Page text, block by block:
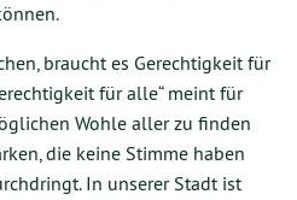
braucht es Gerechtigkeit für
für alle“ meint für
Wohle aller zu finden
die keine Stimme haben
In unserer Stadt ist